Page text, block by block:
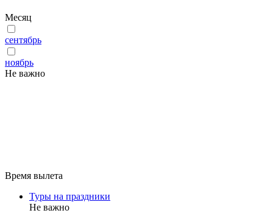
Месяц
сентябрь
ноябрь
Не важно
Время вылета
Туры на праздники
Не важно